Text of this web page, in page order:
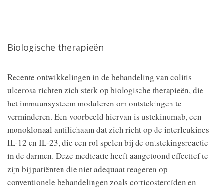
Biologische therapieën
Recente ontwikkelingen in de behandeling van colitis
ulcerosa richten zich sterk op biologische therapieën, die
het immuunsysteem moduleren om ontstekingen te
verminderen. Een voorbeeld hiervan is ustekinumab, een
monoklonaal antilichaam dat zich richt op de interleukines
IL-12 en IL-23, die een rol spelen bij de ontstekingsreactie
in de darmen. Deze medicatie heeft aangetoond effectief te
zijn bij patiënten die niet adequaat reageren op
conventionele behandelingen zoals corticosteroïden en